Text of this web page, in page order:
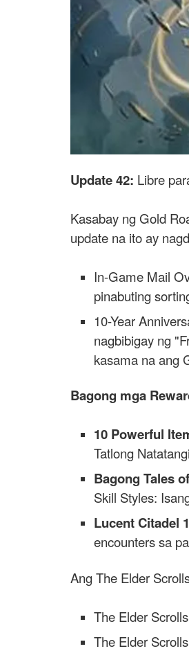
Update 42: Libre
Kasabay ng Gold
update na ito ay
In-Game Mail
pinabuting
10-Year
nagbibigay ng
kasama na ang
Bagong mga
10 Powerful
Tatlong
Bagong Tales
Skill Styles:
Lucent Citadel
encounters sa
Ang The Elder
The Elder
The Elder